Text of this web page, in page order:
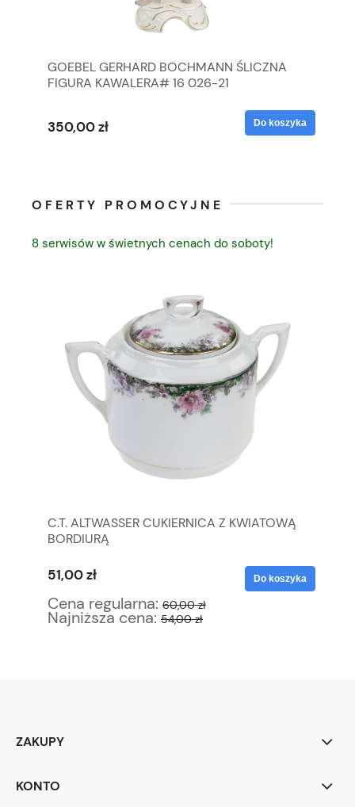
GOEBEL GERHARD BOCHMANN ŚLICZNA
FIGURA KAWALERA# 16 026-21
350,00 zł Do koszyka
OFERTY PROMOCYJNE
8 serwisów w świetnych cenach do soboty!
C.T. ALTWASSER CUKIERNICA Z KWIATOWĄ
BORDIURĄ
51,00 zł
Cena regularna: 60,00 zł
Najniższa cena: 54,00 zł
Do koszyka
ZAKUPY
KONTO